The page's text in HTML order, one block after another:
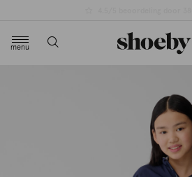
menu